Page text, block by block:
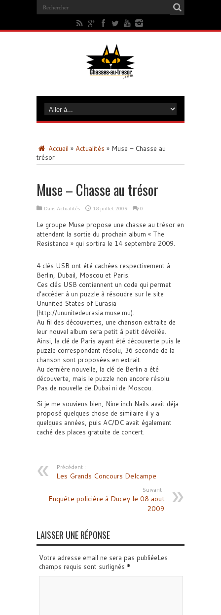
Accueil » Actualités » Muse – Chasse au
trésor
Muse – Chasse au trésor
Dans Actualités 18 juillet 2009 0
Le groupe Muse propose une chasse au trésor en
attendant la sortie du prochain album « The
Resistance » qui sortira le 14 septembre 2009.
4 clés USB ont été cachées respectivement à
Berlin, Dubail, Moscou et Paris.
Ces clés USB contiennent un code qui permet
d’accèder à un puzzle à résoudre sur le site
Ununited States of Eurasia
(http://ununitedeurasia.muse.mu).
Au fil des découvertes, une chanson extraite de
leur nouvel album sera petit à petit dévoilée.
Ainsi, la clé de Paris ayant été découverte puis le
puzzle correspondant résolu, 36 seconde de la
chanson sont proposées en extrait.
Au dernière nouvelle, la clé de Berlin a été
découverte, mais le puzzle non encore résolu.
Pas de nouvelle de Dubai ni de Moscou.
Si je me souviens bien, Nine inch Nails avait déja
proposé quelques chose de similaire il y a
quelques années, puis AC/DC avait également
caché des places gratuite de concert.
Précédent :
Les Grands Concours Delcampe
Suivant :
Enquête policière à Ducey le 08 aout
2009
LAISSER UNE RÉPONSE
Votre adresse email ne sera pas publiéeLes
champs requis sont surlignés *